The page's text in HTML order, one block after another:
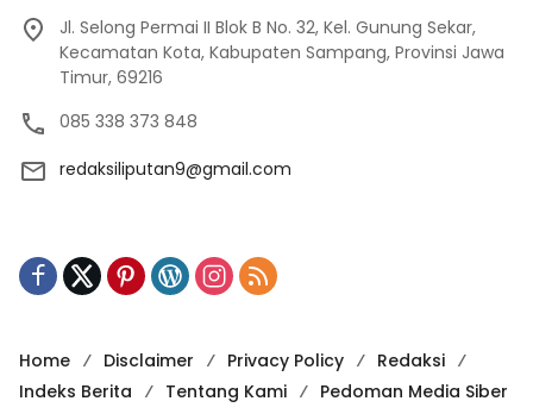
Jl. Selong Permai II Blok B No. 32, Kel. Gunung Sekar,
Kecamatan Kota, Kabupaten Sampang, Provinsi Jawa
Timur, 69216
085 338 373 848
redaksiliputan9@gmail.com
Home Disclaimer Privacy Policy
Redaksi
Indeks Berita
Tentang Kami Pedoman Media Siber